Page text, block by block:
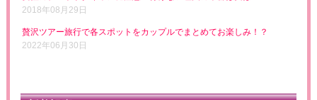
2018年08月29日
贅沢ツアー旅行で各スポットをカップルでまとめてお楽しみ！？
2022年06月30日